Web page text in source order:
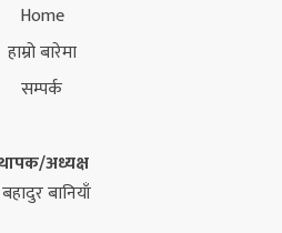
Home
हाम्रो बारेमा
सम्पर्क
अध्यक्ष
बानियाँ